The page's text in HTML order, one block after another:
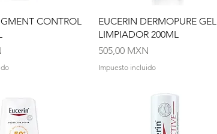
rápidaCONTROL
Vista rápida
EUCERIN DERMOPURE GEL
LIMPIADOR 200ML
Precio
505,00 MXN
Impuesto incluido